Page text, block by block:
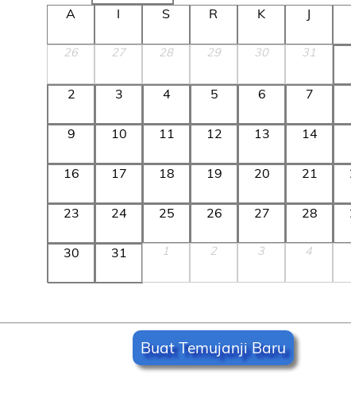
A
I S R K J
26 27 28 29 30 31
2 3 4 5 6 7
9 10 11 12 13 14
16 17 18 19 20 21
23 24 25 26 27 28
30 31 1 2 3 4
Buat Temujanji Baru